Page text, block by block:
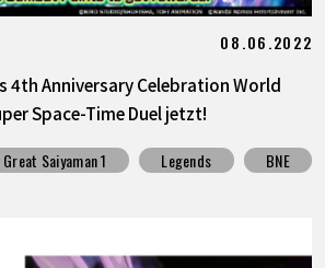
08.06.2022
4th Anniversary Celebration World
Space-Time Duel jetzt!
Great Saiyaman 1 Legends BNE